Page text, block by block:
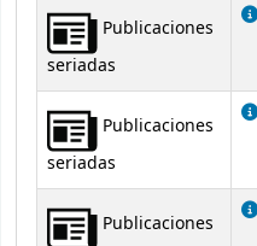
Publicaciones
seriadas
Publicaciones
seriadas
Publicaciones